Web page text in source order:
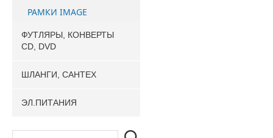
РАМКИ IMAGE
ФУТЛЯРЫ, КОНВЕРТЫ
CD, DVD
ШЛАНГИ, САНТЕХ
ЭЛ.ПИТАНИЯ